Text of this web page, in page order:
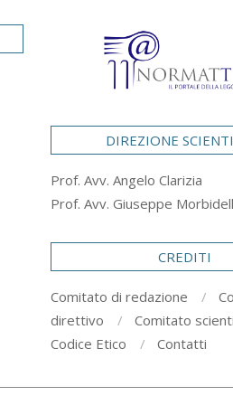
DIREZIONE
Prof. Avv. Angelo Clarizia
Prof. Avv. Giuseppe
CREDITI
Comitato di redazione
direttivo
Comitato
Codice Etico
Contatti